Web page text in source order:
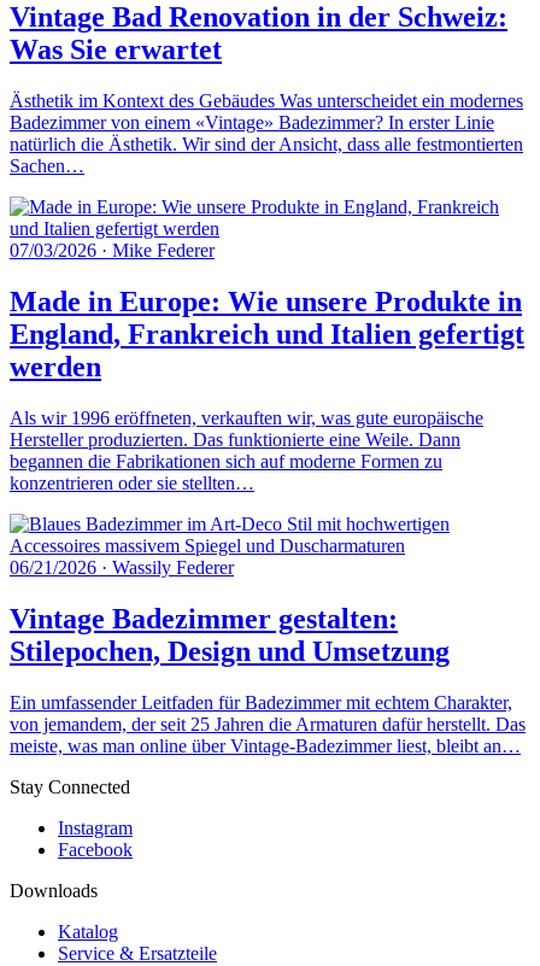
Vintage Bad Renovation in der Schweiz:
Was Sie erwartet
Ästhetik im Kontext des Gebäudes Was unterscheidet ein modernes
Badezimmer von einem «Vintage» Badezimmer? In erster Linie
natürlich die Ästhetik. Wir sind der Ansicht, dass alle festmontierten
Sachen…
07/03/2026 · Mike Federer
Made in Europe: Wie unsere Produkte in
England, Frankreich und Italien gefertigt
werden
Als wir 1996 eröffneten, verkauften wir, was gute europäische
Hersteller produzierten. Das funktionierte eine Weile. Dann
begannen die Fabrikationen sich auf moderne Formen zu
konzentrieren oder sie stellten…
06/21/2026 · Wassily Federer
Vintage Badezimmer gestalten:
Stilepochen, Design und Umsetzung
Ein umfassender Leitfaden für Badezimmer mit echtem Charakter,
von jemandem, der seit 25 Jahren die Armaturen dafür herstellt. Das
meiste, was man online über Vintage-Badezimmer liest, bleibt an…
Stay Connected
Instagram
Facebook
Downloads
Katalog
Service & Ersatzteile